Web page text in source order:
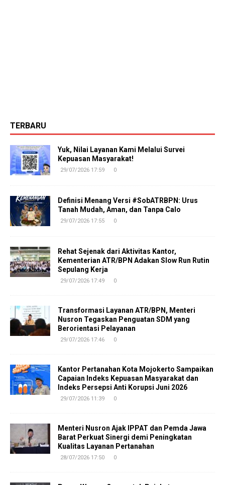
TERBARU
Yuk, Nilai Layanan Kami Melalui Survei
Kepuasan Masyarakat!
29/07/2026 17:59 0
Definisi Menang Versi #SobATRBPN: Urus
Tanah Mudah, Aman, dan Tanpa Calo
29/07/2026 17:55 0
Rehat Sejenak dari Aktivitas Kantor,
Kementerian ATR/BPN Adakan Slow Run Rutin
Sepulang Kerja
29/07/2026 17:49 0
Transformasi Layanan ATR/BPN, Menteri
Nusron Tegaskan Penguatan SDM yang
Berorientasi Pelayanan
29/07/2026 17:46 0
Kantor Pertanahan Kota Mojokerto Sampaikan
Capaian Indeks Kepuasan Masyarakat dan
Indeks Persepsi Anti Korupsi Juni 2026
29/07/2026 11:39 0
Menteri Nusron Ajak IPPAT dan Pemda Jawa
Barat Perkuat Sinergi demi Peningkatan
Kualitas Layanan Pertanahan
28/07/2026 17:50 0